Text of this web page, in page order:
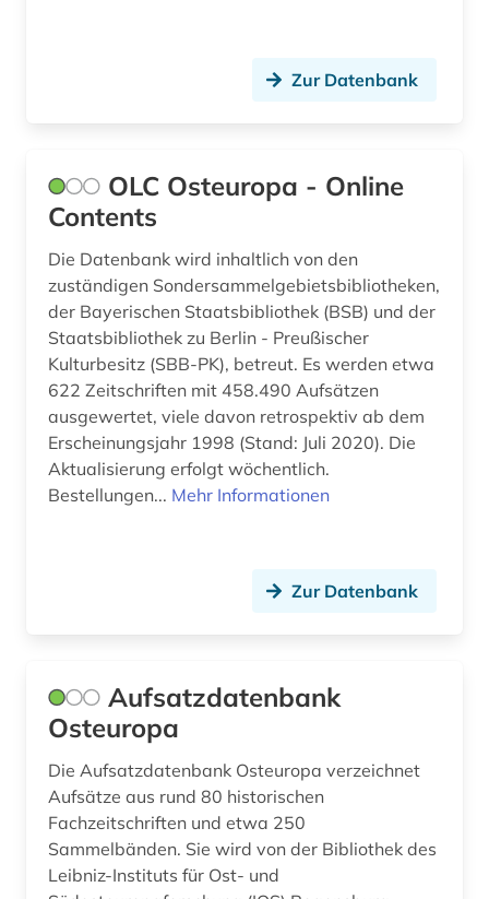
Zur Datenbank
OLC Osteuropa - Online
Contents
Die Datenbank wird inhaltlich von den
zuständigen Sondersammelgebietsbibliotheken,
der Bayerischen Staatsbibliothek (BSB) und der
Staatsbibliothek zu Berlin - Preußischer
Kulturbesitz (SBB-PK), betreut. Es werden etwa
622 Zeitschriften mit 458.490 Aufsätzen
ausgewertet, viele davon retrospektiv ab dem
Erscheinungsjahr 1998 (Stand: Juli 2020). Die
Aktualisierung erfolgt wöchentlich.
Bestellungen... Mehr Informationen
Zur Datenbank
Aufsatzdatenbank
Osteuropa
Die Aufsatzdatenbank Osteuropa verzeichnet
Aufsätze aus rund 80 historischen
Fachzeitschriften und etwa 250
Sammelbänden. Sie wird von der Bibliothek des
Leibniz-Instituts für Ost- und